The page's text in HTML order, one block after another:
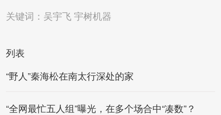
关键词： 吴宇飞 宇树机器
列表
“野人”秦海松在南太行深处的家
“全网最忙五人组”曝光，在多个场合中“凑数”？